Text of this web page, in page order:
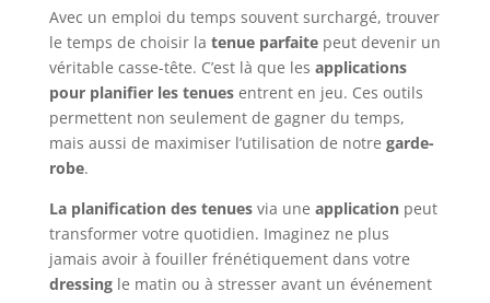
Avec un emploi du temps souvent surchargé, trouver
le temps de choisir la tenue parfaitepeut devenir un
véritable casse-tête. C’est là que les applications
pour planifier les tenuesentrent en jeu. Ces outils
permettent non seulement de gagner du temps,
mais aussi de maximiser l’utilisation de notre garde-
robe.
La planification des tenuesvia une applicationpeut
transformer votre quotidien. Imaginez ne plus
jamais avoir à fouiller frénétiquement dans votre
dressingle matin ou à stresser avant un événement